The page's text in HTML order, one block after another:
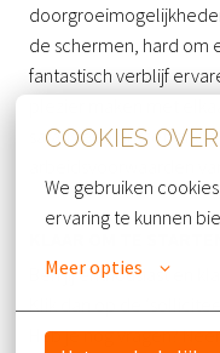
COOKIES
We gebruiken
ervaring te kunnen
Meer opties
de schermen, hard om
fantastisch verblijf
salaris een ontzettend
Ben jij enthousiast en
Klik dan op de
Heb je nog vragen?